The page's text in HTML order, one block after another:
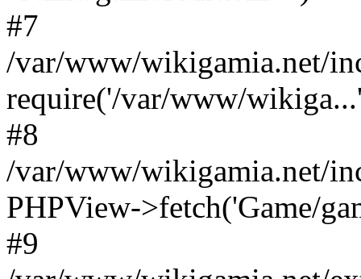
#7
/var/www/wikigamia.net/
require('/var/www/
#8
/var/www/wikigamia.net/
PHPView->fetch('Game/
#9